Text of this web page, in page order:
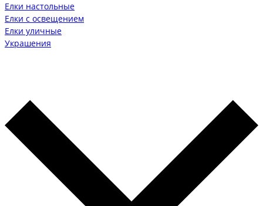
Елки настольные
Елки с освещением
Елки уличные
Украшения